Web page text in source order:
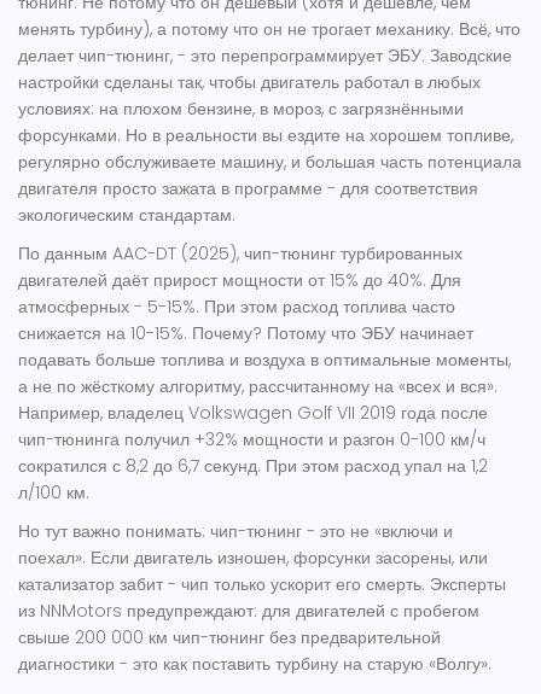
менять турбину), а потому что он не трогает механику. Всё, что
делает чип-тюнинг, - это перепрограммирует ЭБУ. Заводские
настройки сделаны так, чтобы двигатель работал в любых
условиях: на плохом бензине, в мороз, с загрязнёнными
форсунками. Но в реальности вы ездите на хорошем топливе,
регулярно обслуживаете машину, и большая часть потенциала
двигателя просто зажата в программе - для соответствия
экологическим стандартам.
По данным AAC-DT (2025), чип-тюнинг турбированных
двигателей даёт прирост мощности от 15% до 40%. Для
атмосферных - 5-15%. При этом расход топлива часто
снижается на 10-15%. Почему? Потому что ЭБУ начинает
подавать больше топлива и воздуха в оптимальные моменты,
а не по жёсткому алгоритму, рассчитанному на «всех и вся».
Например, владелец Volkswagen Golf VII 2019 года после
чип-тюнинга получил +32% мощности и разгон 0-100 км/ч
сократился с 8,2 до 6,7 секунд. При этом расход упал на 1,2
л/100 км.
Но тут важно понимать: чип-тюнинг - это не «включи и
поехал». Если двигатель изношен, форсунки засорены, или
катализатор забит - чип только ускорит его смерть. Эксперты
из NNMotors предупреждают: для двигателей с пробегом
свыше 200 000 км чип-тюнинг без предварительной
диагностики - это как поставить турбину на старую «Волгу».